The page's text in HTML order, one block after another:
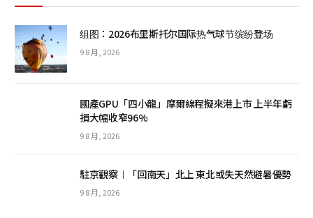
组图：2026布里斯托尔国际热气球节缤纷登场
9 8 月, 2026
國產GPU「四小龍」摩爾線程擬來港上市 上半年虧
損大幅收窄96%
9 8 月, 2026
駐京觀察︱「回南天」北上 東北或失天然避暑優勢
9 8 月, 2026